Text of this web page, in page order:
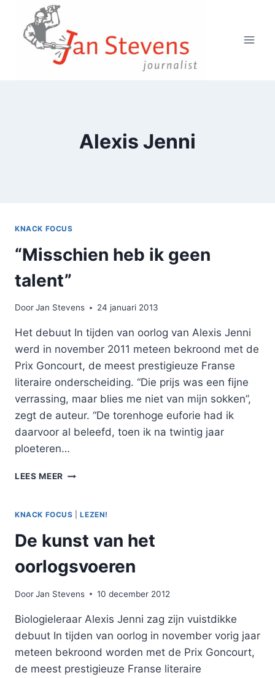
Doorgaan
inhoud
Alexis Jenni
KNACK FOCUS
“Misschien heb ik geen
talent”
DoorJan Stevens 24 januari 2013
Het debuut In tijden van oorlog van Alexis Jenni
werd in november 2011 meteen bekroond met de
Prix Goncourt, de meest prestigieuze Franse
literaire onderscheiding. “Die prijs was een fijne
verrassing, maar blies me niet van mijn sokken”,
zegt de auteur. “De torenhoge euforie had ik
daarvoor al beleefd, toen ik na twintig jaar
ploeteren…
LEES MEER “MISSCHIEN
GEEN
KNACK FOCUS |LEZEN!
De kunst van het
oorlogsvoeren
DoorJan Stevens 10 december 2012
Biologieleraar Alexis Jenni zag zijn vuistdikke
debuut In tijden van oorlog in november vorig jaar
meteen bekroond worden met de Prix Goncourt,
de meest prestigieuze Franse literaire